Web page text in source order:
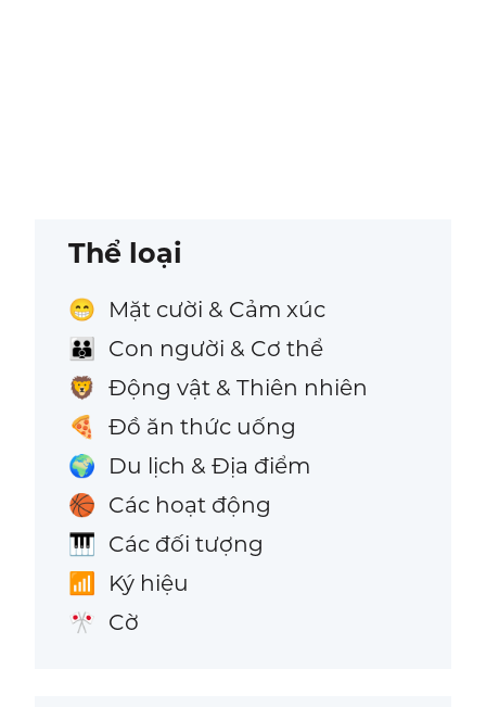
Thể loại
😁 Mặt cười & Cảm xúc
👪 Con người & Cơ thể
🦁 Động vật & Thiên nhiên
🍕 Đồ ăn thức uống
🌍 Du lịch & Địa điểm
🏀 Các hoạt động
🎹 Các đối tượng
📶 Ký hiệu
🎌 Cờ